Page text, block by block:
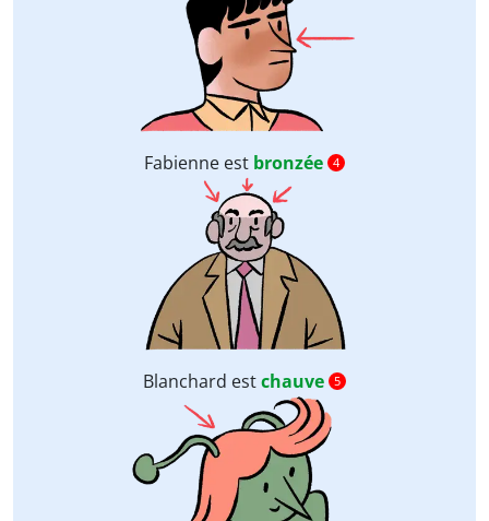
Fabienne est bronzée 4
Blanchard estchauve 5